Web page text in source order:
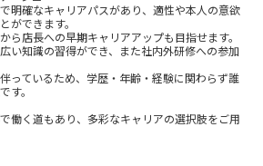
明確なキャリアパスがあり、適性や本人の意欲
ができます。
ら店長への早期キャリアアップも目指せます。
い知識の習得ができ、また社内外研修への参加
っているため、学歴・年齢・経験に関わらず誰
す。
働く道もあり、多彩なキャリアの選択肢をご用